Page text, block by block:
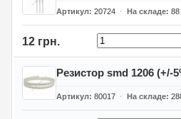
Артикул 20724 На складе 88
12 грн.
Резистор smd 1206 (+/-
Артикул 80017 На складе